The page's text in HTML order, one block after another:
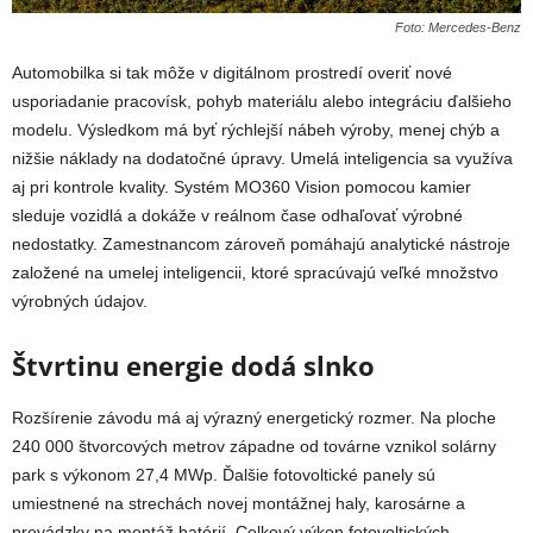
Foto: Mercedes-Benz
Automobilka si tak môže v digitálnom prostredí overiť nové
usporiadanie pracovísk, pohyb materiálu alebo integráciu ďalšieho
modelu. Výsledkom má byť rýchlejší nábeh výroby, menej chýb a
nižšie náklady na dodatočné úpravy. Umelá inteligencia sa využíva
aj pri kontrole kvality. Systém MO360 Vision pomocou kamier
sleduje vozidlá a dokáže v reálnom čase odhaľovať výrobné
nedostatky. Zamestnancom zároveň pomáhajú analytické nástroje
založené na umelej inteligencii, ktoré spracúvajú veľké množstvo
výrobných údajov.
Štvrtinu energie dodá slnko
Rozšírenie závodu má aj výrazný energetický rozmer. Na ploche
240 000 štvorcových metrov západne od továrne vznikol solárny
park s výkonom 27,4 MWp. Ďalšie fotovoltické panely sú
umiestnené na strechách novej montážnej haly, karosárne a